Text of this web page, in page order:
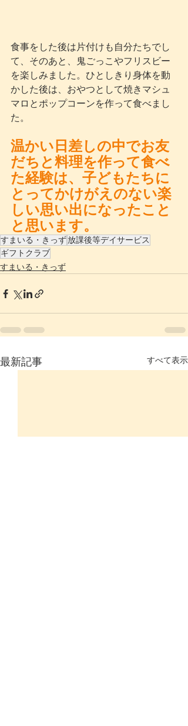
食事をした後は片付けも自分たちでし
て、そのあと、鬼ごっこやフリスビー
を楽しみました。ひとしきり身体を動
かした後は、おやつとして焼きマシュ
マロとポップコーンを作って食べまし
た。
温かい日差しの中でお友
だちと料理を作って食べ
た経験は、子どもたちに
とってかけがえのない楽
しい思い出になったこと
と思います。
すまいる・きっず放課後等デイサービス
ギフトクラブ
すまいる・きっず
最新記事 すべて表示